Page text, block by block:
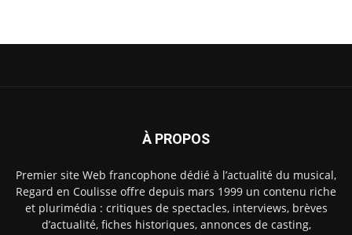
À PROPOS
Premier site Web francophone dédié à l’actualité du musical,
Regard en Coulisse offre depuis mars 1999 un contenu riche
et plurimédia : critiques de spectacles, interviews, brèves
d’actualité, fiches historiques, annonces de casting,